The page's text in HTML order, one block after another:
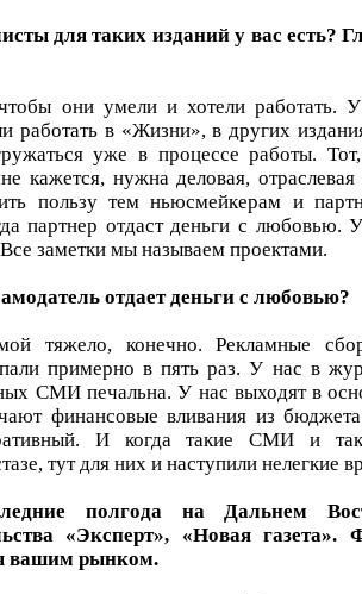
для таких изданий у вас есть?
они умели и хотели работать.
работать в «Жизни», в других
уже в процессе работы.
кажется, нужна деловая, отраслевая
пользу тем ньюсмейкерам и
партнер отдаст деньги с любовью.
заметки мы называем проектами.
отдает деньги с любовью?
тяжело, конечно. Рекламные
примерно в пять раз. У нас в
СМИ печальна. У нас выходят в
финансовые вливания из
И когда такие СМИ и
тут для них и наступили нелегкие
полгода на Дальнем
«Эксперт», «Новая газета».
вашим рынком.